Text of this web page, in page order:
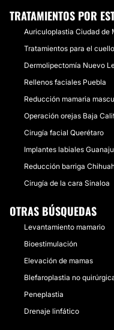
TRATAMIENTOS POR
Auriculoplastia Ciudad de
Tratamientos para el
Dermolipectomía Nuevo
Rellenos faciales Puebla
Reducción mamaria
Operación orejas Baja
Cirugía facial Querétaro
Implantes labiales
Reducción barriga
Cirugía de la cara Sinaloa
OTRAS BÚSQUEDAS
Levantamiento mamario
Bioestimulación
Elevación de mamas
Blefaroplastia no
Peneplastia
Drenaje linfático